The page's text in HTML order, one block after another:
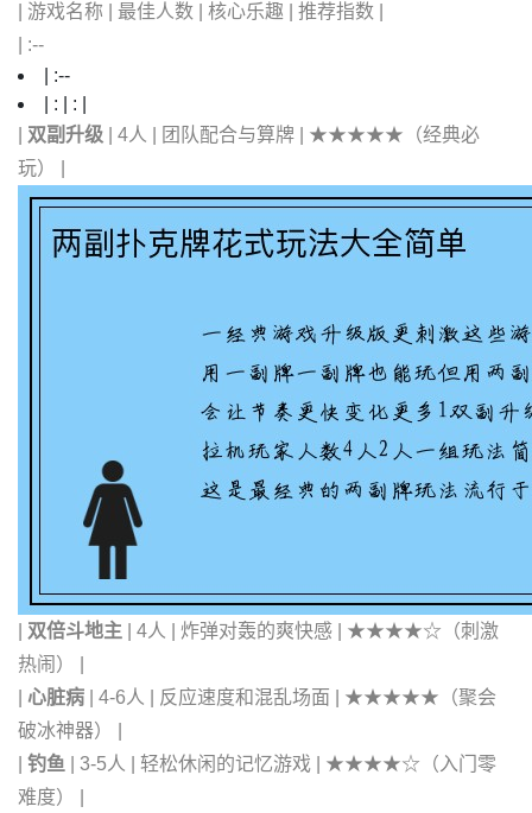
| 游戏名称 | 最佳人数 | 核心乐趣 | 推荐指数 |
| :--
| :--
| : | : |
双副升级 | 4人 | 团队配合与算牌 | ★★★★★（经典必
玩） |
双倍斗地主 | 4人 | 炸弹对轰的爽快感 | ★★★★☆（刺激
热闹） |
心脏病 | 4-6人 | 反应速度和混乱场面 | ★★★★★（聚会
破冰神器） |
钓鱼 | 3-5人 | 轻松休闲的记忆游戏 | ★★★★☆（入门零
难度） |